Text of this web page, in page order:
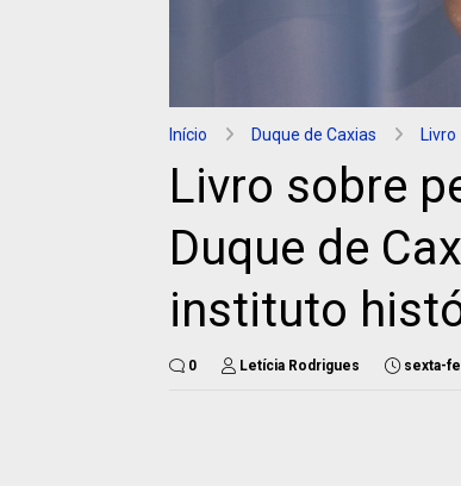
Início Duque de Caxias Livro
Livro sobre
Duque de
instituto
0 Letícia Rodrigues sexta-